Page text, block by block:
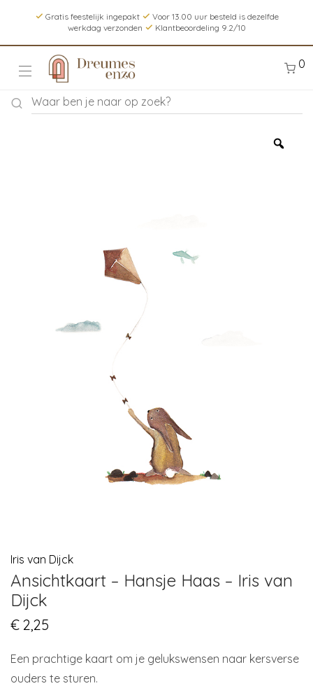
Gratis feestelijk ingepakt
Voor 13.00 uur besteld is dezelfde
werkdag verzonden
Klantbeoordeling 9.2/10
0
Iris van Dijck
Ansichtkaart – Hansje Haas – Iris van
Dijck
€ 2,25
Een prachtige kaart om je gelukswensen naar kersverse
ouders te sturen.